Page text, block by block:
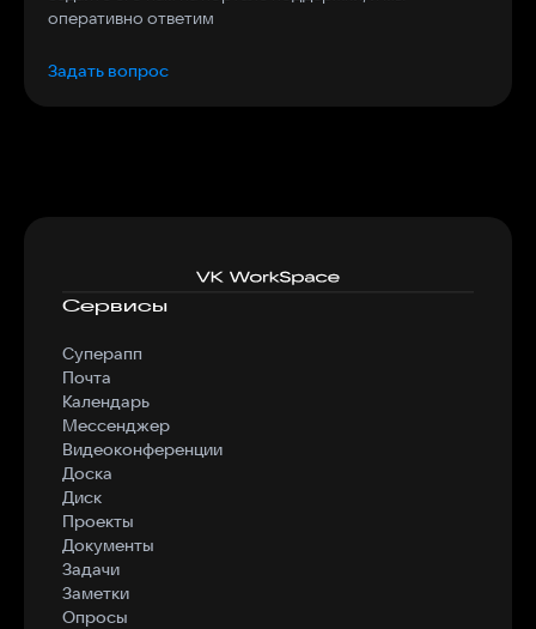
оперативно ответим
Задать вопрос
Сервисы
Суперапп
Почта
Календарь
Мессенджер
Видеоконференции
Доска
Диск
Проекты
Документы
Задачи
Заметки
Опросы